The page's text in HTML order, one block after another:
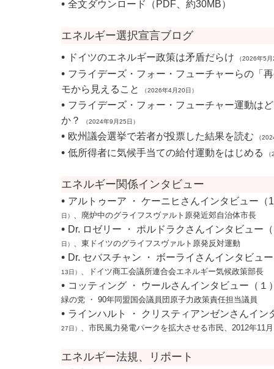
• 全文ダウンロード（PDF、約30MB）
エネルギー選択宣言ブログ
• ドイツのエネルギー政策は矛盾だらけ （2026年5
• フライデーズ・フォー・フューチャーらの「
モから見えること
（2026年4月20日）
• フライデーズ・フォー・フューチャー運動は
か？
（2024年9月25日）
• 欧州議会選挙で若者が投票した結果を読む （
• 低所得者に気候手当ての給付運動をはじめる
エネルギー関係インタビュー
• アルトゥーア ・ ケーニヒさんインタビュー（
日） 、廃炉中のグライフスヴァルト原発近郊自治体市長
• Dr. ロゼリー ・ ポルドラクさんインタビュー
日） 、東ドイツのグライフスヴァルト原発反対運動
• Dr. セバスチャン ・ ボーライさんインタビュ
13日） 、ドイツ商工会議所連合会エネルギー気候政策部長
• コッティング ・ ウールさんインタビュー（１
緑の党 ・ 90年同盟国会議員団原子力政策責任担当議員
• ラインハルト ・ クリスティアンゼンさんイン
27日） 、市民風力発電パークを拡大させる市民、2012年11月
エネルギー法規、リポート